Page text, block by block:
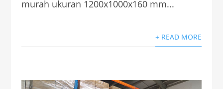
murah ukuran 1200x1000x160 mm...
+ READ MORE